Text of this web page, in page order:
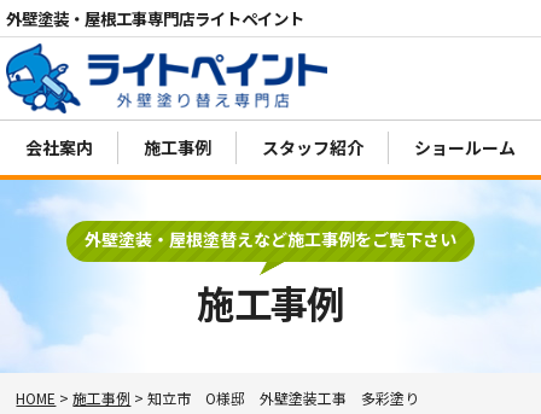
外壁塗装・屋根工事専門店ライトペイント
MENU
会社案内 施工事例 スタッフ紹介 ショールーム
施工事例
外壁塗装・屋根塗替えなど施工事例をご覧下さい
HOME >施工事例 >知立市 O様邸 外壁塗装工事 多彩塗り